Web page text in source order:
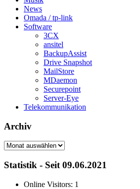
News
Omada / tp-link
Software
3CX
ansitel
BackupAssist
Drive Snapshot
MailStore
MDaemon
Securepoint
Server-Eye
Telekommunikation
Archiv
Archiv
Statistik - Seit 09.06.2021
Online Visitors: 1